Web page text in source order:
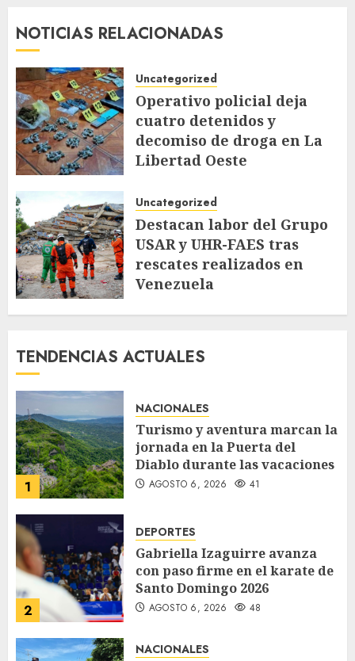
NOTICIAS RELACIONADAS
Uncategorized
Operativo policial deja
cuatro detenidos y
decomiso de droga en La
Libertad Oeste
Uncategorized
Destacan labor del Grupo
USAR y UHR-FAES tras
rescates realizados en
Venezuela
TENDENCIAS ACTUALES
1
NACIONALES
Turismo y aventura marcan la
jornada en la Puerta del
Diablo durante las vacaciones
AGOSTO 6, 2026 41
2
DEPORTES
Gabriella Izaguirre avanza
con paso firme en el karate de
Santo Domingo 2026
AGOSTO 6, 2026 48
NACIONALES